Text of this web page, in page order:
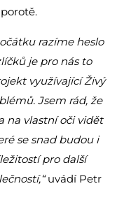
razíme heslo
je pro nás to
využívající Živý
Jsem rád, že
na vlastní oči vidět
se snad budou i
pro další
uvádí Petr